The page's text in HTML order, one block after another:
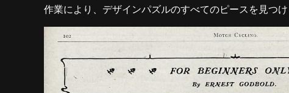
作業により、デザインパズルのすべてのピースを見つ